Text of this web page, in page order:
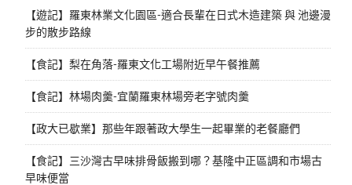
【遊記】羅東林業文化園區-適合長輩在日式木造建築 與 池邊漫
步的散步路線
【食記】梨在角落-羅東文化工場附近早午餐推薦
【食記】林場肉羹-宜蘭羅東林場旁老字號肉羹
【政大已歇業】那些年跟著政大學生一起畢業的老餐廳們
【食記】三沙灣古早味排骨飯搬到哪？基隆中正區調和市場古
早味便當